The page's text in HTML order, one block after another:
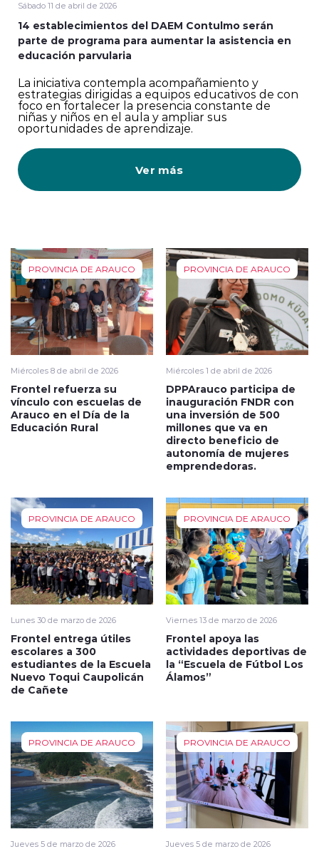
Sábado 11 de abril de 2026
14 establecimientos del DAEM Contulmo serán
parte de programa para aumentar la asistencia en
educación parvularia
La iniciativa contempla acompañamiento y
estrategias dirigidas a equipos educativos de con
foco en fortalecer la presencia constante de
niñas y niños en el aula y ampliar sus
oportunidades de aprendizaje.
Ver más
PROVINCIA DE ARAUCO
Miércoles 8 de abril de 2026
Frontel refuerza su
vínculo con escuelas de
Arauco en el Día de la
Educación Rural
PROVINCIA DE ARAUCO
Miércoles 1 de abril de 2026
DPPArauco participa de
inauguración FNDR con
una inversión de 500
millones que va en
directo beneficio de
autonomía de mujeres
emprendedoras.
PROVINCIA DE ARAUCO
Lunes 30 de marzo de 2026
Frontel entrega útiles
escolares a 300
estudiantes de la Escuela
Nuevo Toqui Caupolicán
de Cañete
PROVINCIA DE ARAUCO
Viernes 13 de marzo de 2026
Frontel apoya las
actividades deportivas de
la “Escuela de Fútbol Los
Álamos”
PROVINCIA DE ARAUCO
Jueves 5 de marzo de 2026
PROVINCIA DE ARAUCO
Jueves 5 de marzo de 2026